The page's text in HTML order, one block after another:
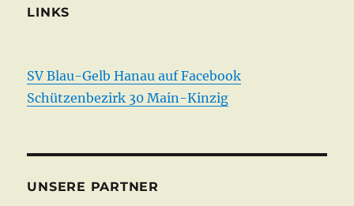
LINKS
SV Blau-Gelb Hanau auf Facebook
Schützenbezirk 30 Main-Kinzig
UNSERE PARTNER